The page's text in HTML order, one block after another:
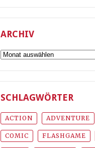
ARCHIV
Archiv
SCHLAGWÖRTER
ACTION ADVENTURE
COMIC FLASHGAME